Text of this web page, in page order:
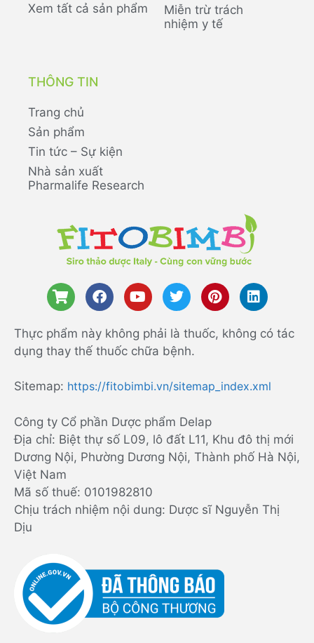
Xem tất cả sản phẩm
Miễn trừ trách
nhiệm y tế
THÔNG TIN
Trang chủ
Sản phẩm
Tin tức – Sự kiện
Nhà sản xuất
Pharmalife Research
Thực phẩm này không phải là thuốc, không có tác
dụng thay thế thuốc chữa bệnh.
Sitemap: https://fitobimbi.vn/sitemap_index.xml
Công ty Cổ phần Dược phẩm Delap
Địa chỉ: Biệt thự số L09, lô đất L11, Khu đô thị mới
Dương Nội, Phường Dương Nội, Thành phố Hà Nội,
Việt Nam
Mã số thuế: 0101982810
Chịu trách nhiệm nội dung: Dược sĩ Nguyễn Thị
Dịu